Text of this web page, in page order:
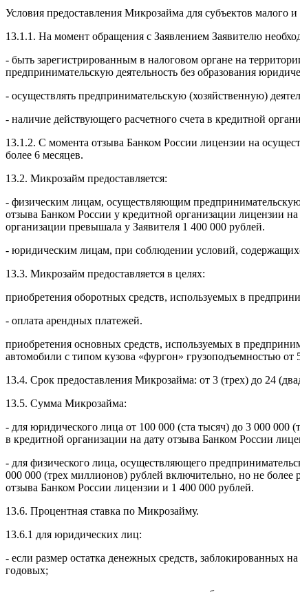
Условия предоставления Микрозайма для субъектов малого
13.1.1. На момент обращения с Заявлением Заявителю
- быть зарегистрированным в налоговом органе на
предпринимательскую деятельность без образования
- осуществлять предпринимательскую (хозяйственную)
- наличие действующего расчетного счета в кредитной
13.1.2. С момента отзыва Банком России лицензии на
более 6 месяцев.
13.2. Микрозайм предоставляется:
- физическим лицам, осуществляющим предпринимательскую
отзыва Банком России у кредитной организации лицензии
организации превышала у Заявителя 1 400 000 рублей.
- юридическим лицам, при соблюдении условий,
13.3. Микрозайм предоставляется в целях:
приобретения оборотных средств, используемых в
- оплата арендных платежей.
приобретения основных средств, используемых в
автомобили с типом кузова «фургон» грузоподъемностью
13.4. Срок предоставления Микрозайма: от 3 (трех) до 24
13.5. Сумма Микрозайма:
- для юридического лица от 100 000 (ста тысяч) до 3 000 000
в кредитной организации на дату отзыва Банком России
- для физического лица, осуществляющего
000 000 (трех миллионов) рублей включительно, но не более
отзыва Банком России лицензии и 1 400 000 рублей.
13.6. Процентная ставка по Микрозайму.
13.6.1 для юридических лиц:
- если размер остатка денежных средств, заблокированных
годовых;